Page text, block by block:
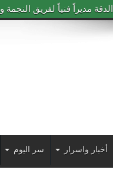
مديراً فنياً لفريق النجمة
أخبار واسرار سر اليوم